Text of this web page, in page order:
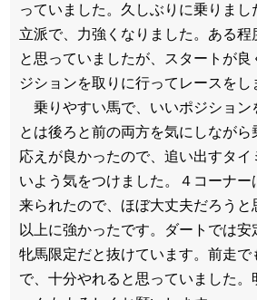
っていました。久しぶりに乗りま
立派で、力強くなりました。ある程
と思っていましたが、スタートが
ジションを取りに行ってレースをし
乗りやすい馬で、いいポジション
とは後ろと前の両方を気にしなが
応えが良かったので、追い出すタイ
いよう気をつけました。４コーナー
来られたので、ほぼ大丈夫だろうと
以上に強かったです。ダートでは安
牝馬限定だと抜けています。前走で
で、十分やれると思っていました。